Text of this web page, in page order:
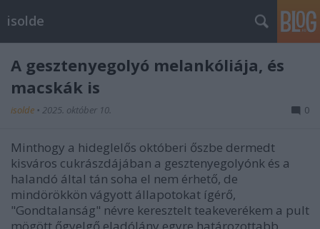
isolde
A gesztenyegolyó melankóliája, és
macskák is
isolde • 2025. október 10. 0
Minthogy a hideglelős októberi őszbe dermedt
kisváros cukrászdájában a gesztenyegolyónk és a
halandó által tán soha el nem érhető, de
mindörökkön vágyott állapotokat ígérő,
"Gondtalanság" névre keresztelt teakeverékem a pult